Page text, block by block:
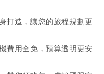
打造，讓您的旅程規劃更
費用全免，預算透明更安